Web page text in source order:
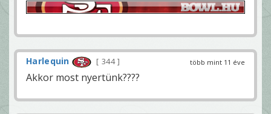
több mint 11 éve
Harlequin 344
Akkor most nyertünk????